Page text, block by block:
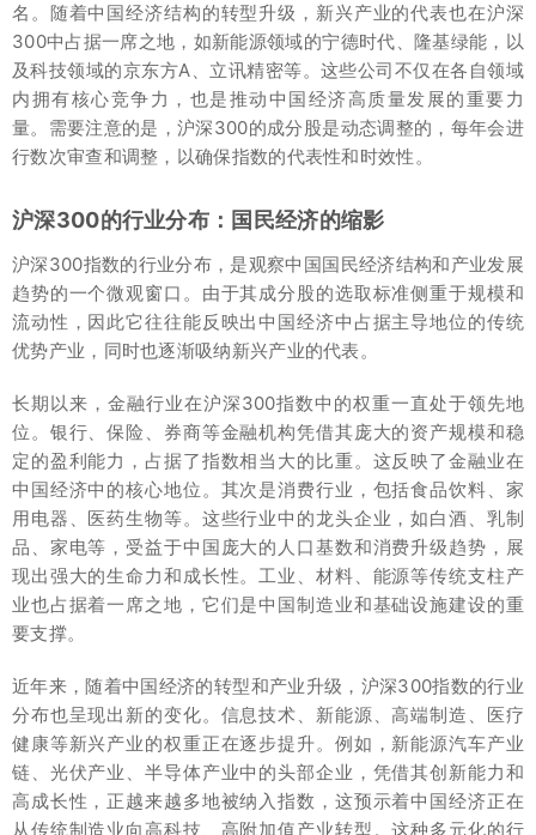
名。随着中国经济结构的转型升级，新兴产业的代表也在沪深
300中占据一席之地，如新能源领域的宁德时代、隆基绿能，以
及科技领域的京东方A、立讯精密等。这些公司不仅在各自领域
内拥有核心竞争力，也是推动中国经济高质量发展的重要力
量。需要注意的是，沪深300的成分股是动态调整的，每年会进
行数次审查和调整，以确保指数的代表性和时效性。
沪深300的行业分布：国民经济的缩影
沪深300指数的行业分布，是观察中国国民经济结构和产业发展
趋势的一个微观窗口。由于其成分股的选取标准侧重于规模和
流动性，因此它往往能反映出中国经济中占据主导地位的传统
优势产业，同时也逐渐吸纳新兴产业的代表。
长期以来，金融行业在沪深300指数中的权重一直处于领先地
位。银行、保险、券商等金融机构凭借其庞大的资产规模和稳
定的盈利能力，占据了指数相当大的比重。这反映了金融业在
中国经济中的核心地位。其次是消费行业，包括食品饮料、家
用电器、医药生物等。这些行业中的龙头企业，如白酒、乳制
品、家电等，受益于中国庞大的人口基数和消费升级趋势，展
现出强大的生命力和成长性。工业、材料、能源等传统支柱产
业也占据着一席之地，它们是中国制造业和基础设施建设的重
要支撑。
近年来，随着中国经济的转型和产业升级，沪深300指数的行业
分布也呈现出新的变化。信息技术、新能源、高端制造、医疗
健康等新兴产业的权重正在逐步提升。例如，新能源汽车产业
链、光伏产业、半导体产业中的头部企业，凭借其创新能力和
高成长性，正越来越多地被纳入指数，这预示着中国经济正在
从传统制造业向高科技、高附加值产业转型。这种多元化的行